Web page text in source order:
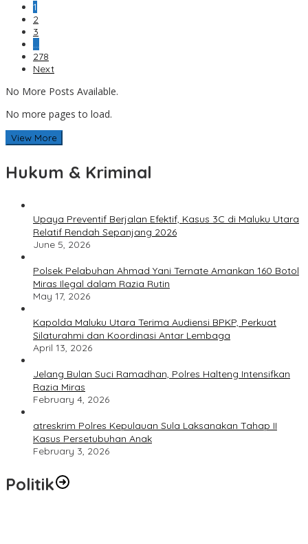
1
2
3
…
278
Next
No More Posts Available.
No more pages to load.
View More
Hukum & Kriminal
Upaya Preventif Berjalan Efektif, Kasus 3C di Maluku Utara
Relatif Rendah Sepanjang 2026
June 5, 2026
Polsek Pelabuhan Ahmad Yani Ternate Amankan 160 Botol
Miras Ilegal dalam Razia Rutin
May 17, 2026
Kapolda Maluku Utara Terima Audiensi BPKP, Perkuat
Silaturahmi dan Koordinasi Antar Lembaga
April 13, 2026
Jelang Bulan Suci Ramadhan, Polres Halteng Intensifkan
Razia Miras
February 4, 2026
atreskrim Polres Kepulauan Sula Laksanakan Tahap II
Kasus Persetubuhan Anak
February 3, 2026
Politik